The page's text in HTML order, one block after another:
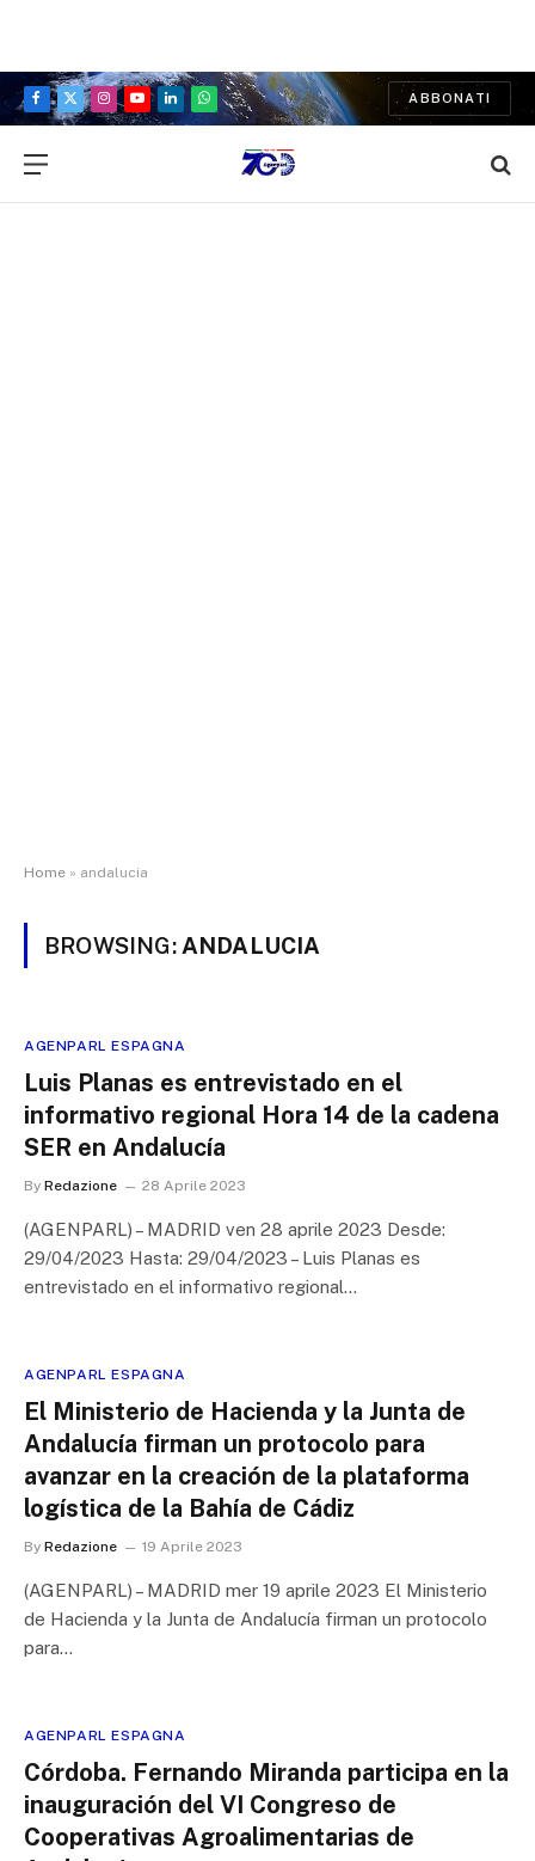
Facebook
X
Instagram
YouTubeLinkedInWhatsApp
ABBONATI
Home » andalucia
BROWSING: ANDALUCIA
AGENPARL ESPAGNA
Luis Planas es entrevistado en el
informativo regional Hora 14 de la cadena
SER en Andalucía
By Redazione 28 Aprile 2023
(AGENPARL) – MADRID ven 28 aprile 2023 Desde:
29/04/2023 Hasta: 29/04/2023 – Luis Planas es
entrevistado en el informativo regional…
AGENPARL ESPAGNA
El Ministerio de Hacienda y la Junta de
Andalucía firman un protocolo para
avanzar en la creación de la plataforma
logística de la Bahía de Cádiz
By Redazione 19 Aprile 2023
(AGENPARL) – MADRID mer 19 aprile 2023 El Ministerio
de Hacienda y la Junta de Andalucía firman un protocolo
para…
AGENPARL ESPAGNA
Córdoba. Fernando Miranda participa en la
inauguración del VI Congreso de
Cooperativas Agroalimentarias de